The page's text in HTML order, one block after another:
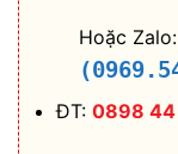
Hoặc Zalo:
ĐT: 0898